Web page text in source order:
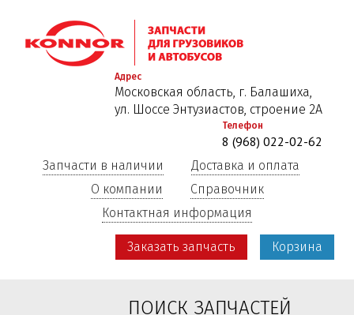
к
основному
Адрес
Московская область, г. Балашиха,
ул. Шоссе Энтузиастов, строение 2А
Телефон
8 (968) 022-02-62
Запчасти в наличии
Доставка и оплата
О компании
Справочник
Контактная информация
Заказать запчасть Корзина
ПОИСК ЗАПЧАСТЕЙ